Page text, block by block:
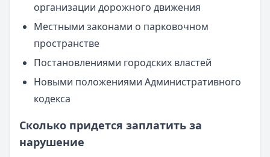
организации дорожного движения
Местными законами о парковочном
пространстве
Постановлениями городских властей
Новыми положениями Административного
кодекса
Сколько придется заплатить за
нарушение